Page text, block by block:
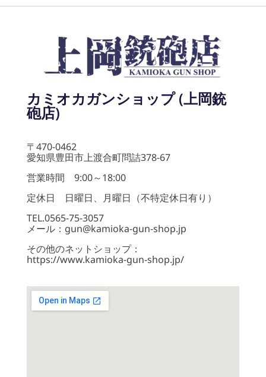
カミオカガンショップ (上岡銃
砲店)
〒470-0462
愛知県豊田市上渡合町問詰378-67
営業時間 9:00～18:00
定休日 日曜日、月曜日（不特定休日有り）
TEL.0565-75-3057
メール：gun@kamioka-gun-shop.jp
その他のネットショップ：
https://www.kamioka-gun-shop.jp/